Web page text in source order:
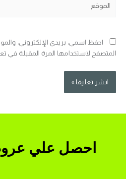
احفظ اسمي، بريدي الإلكتروني،
المتصفح لاستخدامها المرة المقبلة في
احصل علي